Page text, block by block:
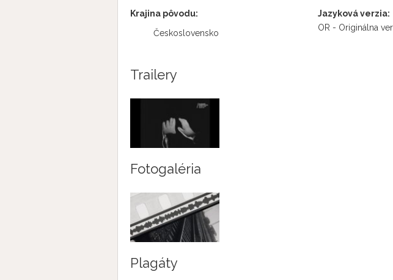
Krajina pôvodu:
Československo
Jazyková verzia:
OR - Originálna
Trailery
Fotogaléria
Plagáty